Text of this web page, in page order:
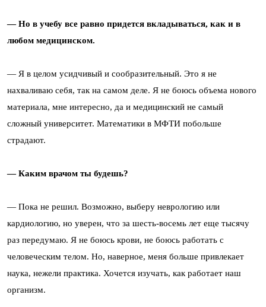
— Но в учебу все равно придется вкладываться, как и в
любом медицинском.
— Я в целом усидчивый и сообразительный. Это я не
нахваливаю себя, так на самом деле. Я не боюсь объема нового
материала, мне интересно, да и медицинский не самый
сложный университет. Математики в МФТИ побольше
страдают.
— Каким врачом ты будешь?
— Пока не решил. Возможно, выберу неврологию или
кардиологию, но уверен, что за шесть-восемь лет еще тысячу
раз передумаю. Я не боюсь крови, не боюсь работать с
человеческим телом. Но, наверное, меня больше привлекает
наука, нежели практика. Хочется изучать, как работает наш
организм.